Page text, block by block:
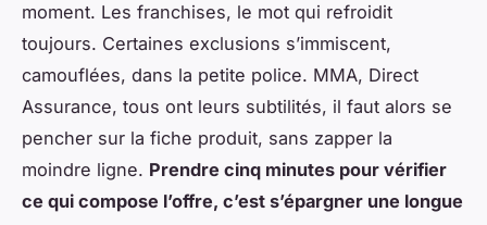
moment. Les franchises, le mot qui refroidit
toujours. Certaines exclusions s’immiscent,
camouflées, dans la petite police. MMA, Direct
Assurance, tous ont leurs subtilités, il faut alors se
pencher sur la fiche produit, sans zapper la
moindre ligne. Prendre cinq minutes pour vérifier
ce qui compose l’offre, c’est s’épargner une longue